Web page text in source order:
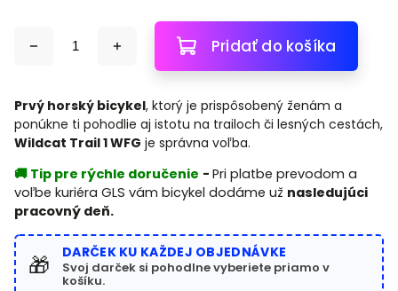
Pridať do košíka
Prvý horský bicykel, ktorý je prispôsobený ženám a
ponúkne ti pohodlie aj istotu na trailoch či lesných cestách,
Wildcat Trail 1 WFG je správna voľba.
🚚 Tip pre rýchle doručenie - Pri platbe prevodom a
voľbe kuriéra GLS vám bicykel dodáme už nasledujúci
pracovný deň.
🎁 DARČEK KU KAŽDEJ OBJEDNÁVKE
Svoj darček si pohodlne vyberiete priamo v
košíku.